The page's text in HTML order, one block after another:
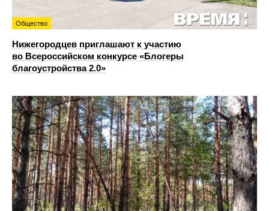
Общество
Нижегородцев приглашают к участию
во Всероссийском конкурсе «Блогеры
благоустройства 2.0»